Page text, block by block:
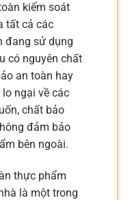
kiểm soát
tất cả các
đang sử dụng
có nguyên chất
an toàn hay
ngại về các
chất bảo
đảm bảo
bên ngoài.
thực phẩm
là một trong